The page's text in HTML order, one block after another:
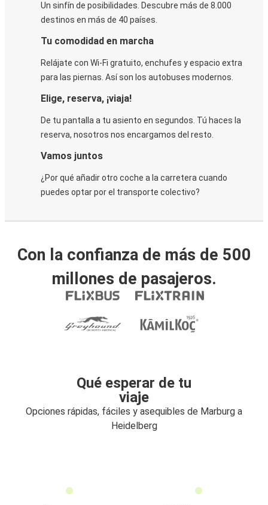
Un sinfín de posibilidades. Descubre más de 8.000
destinos en más de 40 países.
Tu comodidad en marcha
Relájate con Wi-Fi gratuito, enchufes y espacio extra
para las piernas. Así son los autobuses modernos.
Elige, reserva, ¡viaja!
De tu pantalla a tu asiento en segundos. Tú haces la
reserva, nosotros nos encargamos del resto.
Vamos juntos
¿Por qué añadir otro coche a la carretera cuando
puedes optar por el transporte colectivo?
Con la confianza de más de 500
millones de pasajeros.
Qué esperar de tu
viaje
Opciones rápidas, fáciles y asequibles de Marburg a
Heidelberg